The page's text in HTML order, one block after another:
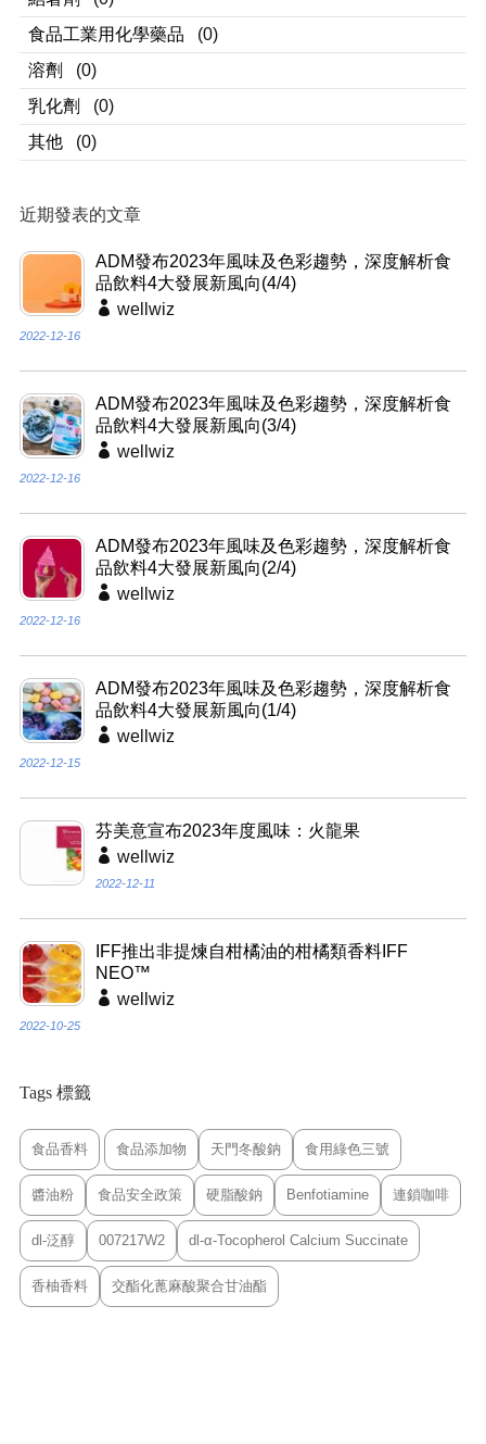
食品工業用化學藥品
(0)
溶劑
(0)
乳化劑
(0)
其他
(0)
近期發表的文章
ADM發布2023年風味及色彩趨勢，深度解析食
品飲料4大發展新風向(4/4)
wellwiz
2022-12-16
ADM發布2023年風味及色彩趨勢，深度解析食
品飲料4大發展新風向(3/4)
wellwiz
2022-12-16
ADM發布2023年風味及色彩趨勢，深度解析食
品飲料4大發展新風向(2/4)
wellwiz
2022-12-16
ADM發布2023年風味及色彩趨勢，深度解析食
品飲料4大發展新風向(1/4)
wellwiz
2022-12-15
芬美意宣布2023年度風味：火龍果
wellwiz
2022-12-11
IFF推出非提煉自柑橘油的柑橘類香料IFF
NEO™
wellwiz
2022-10-25
Tags 標籤
食品香料 食品添加物 天門冬酸鈉 食用綠色三號
醬油粉 食品安全政策 硬脂酸鈉 Benfotiamine 連鎖咖啡
dl-泛醇 007217W2 dl-α-Tocopherol Calcium Succinate
香柚香料 交酯化蓖麻酸聚合甘油酯